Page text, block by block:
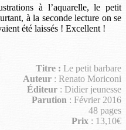
à l’aquarelle, le petit
à la seconde lecture on se
été laissés ! Excellent !
Titre : Le petit barbare
Auteur : Renato Moriconi
Éditeur : Didier jeunesse
Parution : Février 2016
48 pages
Prix : 13,10€